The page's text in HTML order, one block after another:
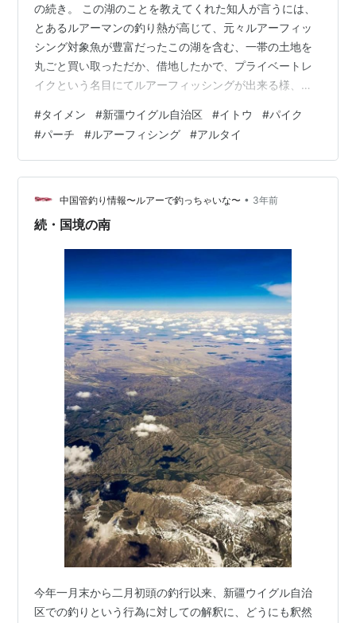
の続き。 この湖のことを教えてくれた知人が言うには、
とあるルアーマンの釣り熱が高じて、元々ルアーフィッ
シング対象魚が豊富だったこの湖を含む、一帯の土地を
丸ごと買い取っただか、借地したかで、プライベートレ
イクという名目にてルアーフィッシングが出来る様、整
だが、湖の規模感、地理的、気候条件等を考えると、眉
唾感が全く無かったとは言い切れなかったのだが、果て
してその話通りで、着いて先ず驚いたのが、仮設では有
るが浮き桟橋があり、そこには数隻のフィシングボート
とカヤックが係留されており、沖ではボートからキャス
ティングしているアングラーの姿が確認できた。 到…
#タイメン #新彊ウイグル自治区 #イトウ #パイク
#パーチ #ルアーフィシング #アルタイ
中国管釣り情報〜ルアーで釣っちゃいな〜 • 3年前
続・国境の南
今年一月末から二月初頭の釣行以来、新疆ウイグル自治
区での釣りという行為に対しての解釈に、どうにも釈然